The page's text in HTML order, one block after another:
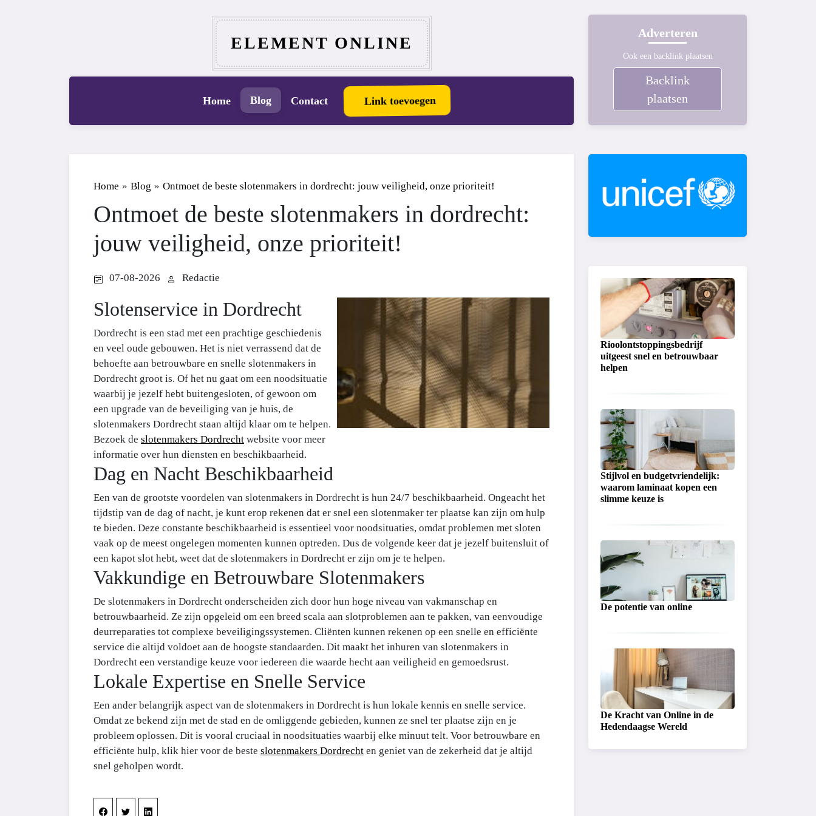
ELEMENT ONLINE
Home Blog Contact Link toevoegen
Adverteren
Ook een backlink plaatsen
Backlink
plaatsen
Home » Blog » Ontmoet de beste slotenmakers in dordrecht: jouw veiligheid, onze prioriteit!
Ontmoet de beste slotenmakers in dordrecht:
jouw veiligheid, onze prioriteit!
07-08-2026 Redactie
Slotenservice in Dordrecht
Dordrecht is een stad met een prachtige geschiedenis
en veel oude gebouwen. Het is niet verrassend dat de
behoefte aan betrouwbare en snelle slotenmakers in
Dordrecht groot is. Of het nu gaat om een noodsituatie
waarbij je jezelf hebt buitengesloten, of gewoon om
een upgrade van de beveiliging van je huis, de
slotenmakers Dordrecht staan altijd klaar om te helpen.
Bezoek de slotenmakers Dordrecht website voor meer
informatie over hun diensten en beschikbaarheid.
Dag en Nacht Beschikbaarheid
Een van de grootste voordelen van slotenmakers in Dordrecht is hun 24/7 beschikbaarheid. Ongeacht het
tijdstip van de dag of nacht, je kunt erop rekenen dat er snel een slotenmaker ter plaatse kan zijn om hulp
te bieden. Deze constante beschikbaarheid is essentieel voor noodsituaties, omdat problemen met sloten
vaak op de meest ongelegen momenten kunnen optreden. Dus de volgende keer dat je jezelf buitensluit of
een kapot slot hebt, weet dat de slotenmakers in Dordrecht er zijn om je te helpen.
Vakkundige en Betrouwbare Slotenmakers
De slotenmakers in Dordrecht onderscheiden zich door hun hoge niveau van vakmanschap en
betrouwbaarheid. Ze zijn opgeleid om een breed scala aan slotproblemen aan te pakken, van eenvoudige
deurreparaties tot complexe beveiligingssystemen. Cliënten kunnen rekenen op een snelle en efficiënte
service die altijd voldoet aan de hoogste standaarden. Dit maakt het inhuren van slotenmakers in
Dordrecht een verstandige keuze voor iedereen die waarde hecht aan veiligheid en gemoedsrust.
Lokale Expertise en Snelle Service
Een ander belangrijk aspect van de slotenmakers in Dordrecht is hun lokale kennis en snelle service.
Omdat ze bekend zijn met de stad en de omliggende gebieden, kunnen ze snel ter plaatse zijn en je
probleem oplossen. Dit is vooral cruciaal in noodsituaties waarbij elke minuut telt. Voor betrouwbare en
efficiënte hulp, klik hier voor de beste slotenmakers Dordrecht en geniet van de zekerheid dat je altijd
snel geholpen wordt.
Rioolontstoppingsbedrijf
uitgeest snel en betrouwbaar
helpen
Stijlvol en budgetvriendelijk:
waarom laminaat kopen een
slimme keuze is
De potentie van online
De Kracht van Online in de
Hedendaagse Wereld